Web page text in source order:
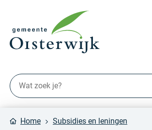
Home Subsidies en leningen